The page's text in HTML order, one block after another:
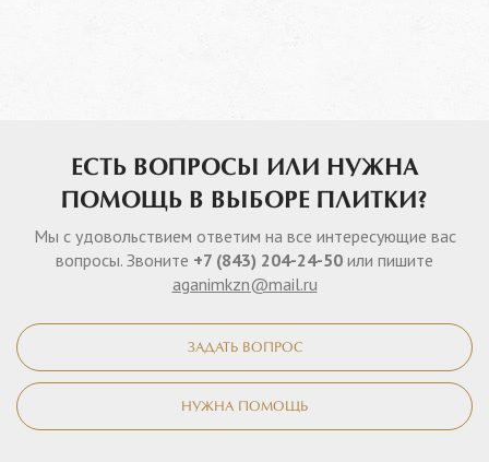
ЕСТЬ ВОПРОСЫ ИЛИ НУЖНА
ПОМОЩЬ В ВЫБОРЕ ПЛИТКИ?
Мы с удовольствием ответим на все интересующие вас
вопросы. Звоните +7 (843) 204-24-50 или пишите
aganimkzn@mail.ru
ЗАДАТЬ ВОПРОС
НУЖНА ПОМОЩЬ